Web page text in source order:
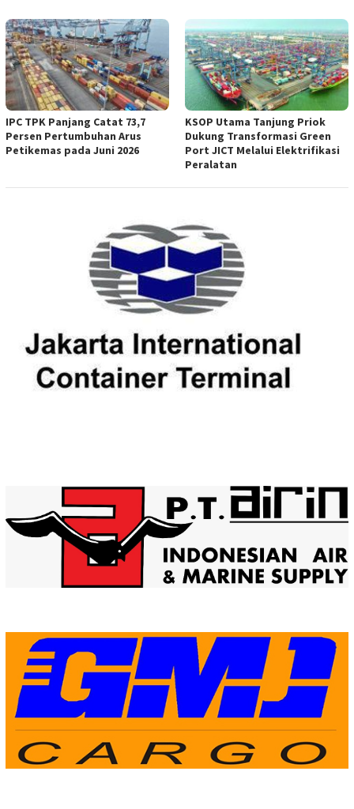
IPC TPK Panjang Catat 73,7
Persen Pertumbuhan Arus
Petikemas pada Juni 2026
KSOP Utama Tanjung Priok
Dukung Transformasi Green
Port JICT Melalui Elektrifikasi
Peralatan